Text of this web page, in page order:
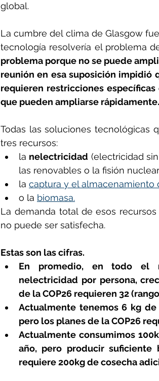
global.
La cumbre del clima de Glasgow
tecnología resolvería el problema
problema porque no se puede
reunión en esa suposición impidió
requieren restricciones
que pueden ampliarse rápidamente.
Todas las soluciones tecnológicas
tres recursos:
la nelectricidad (electricidad
las renovables o la fisión
la captura y el almacenamiento
o la biomasa.
La demanda total de esos
no puede ser satisfecha.
Estas son las cifras.
En promedio, en todo el
nelectricidad por persona,
de la COP26 requieren 32
Actualmente tenemos 6 kg de
pero los planes de la COP26
Actualmente consumimos
año, pero producir suficiente
requiere 200kg de cosecha